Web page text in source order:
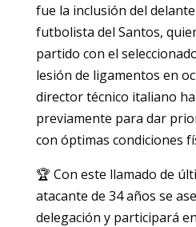
fue la inclusión del
futbolista del Santos,
partido con el
lesión de ligamentos en
director técnico italiano
previamente para dar
con óptimas condiciones
🏆 Con este llamado de
atacante de 34 años se
delegación y participará